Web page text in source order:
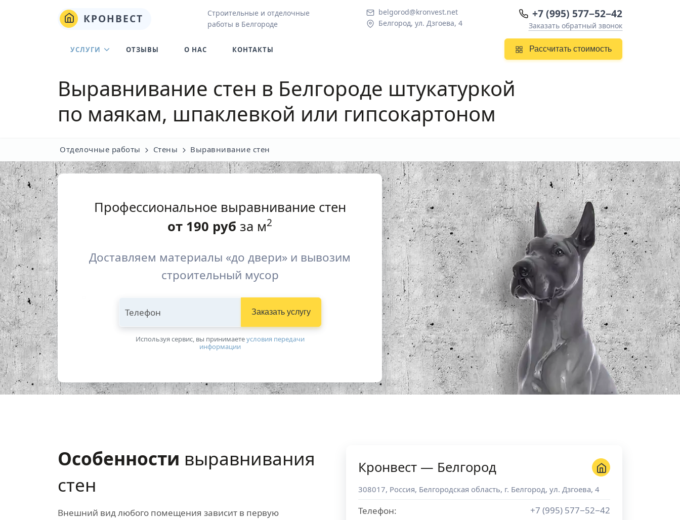
КРОНВЕСТ
Строительные и отделочные
работы в Белгородe
belgorod@kronvest.net
Белгород, ул. Дзгоева, 4
+7 (995) 577−52−42
Заказать обратный звонок
Рассчитать стоимость
УСЛУГИ ОТЗЫВЫ О НАС КОНТАКТЫ
Выравнивание стен в Белгородe штукатуркой
по маякам, шпаклевкой или гипсокартоном
Отделочные работы Стены Выравнивание стен
Профессиональное выравнивание стен
от 190 руб за м2
Доставляем материалы «до двери» и вывозим
строительный мусор
Телефон Заказать услугу
Используя сервис, вы принимаетeусловия передачи
информации
Особенности выравнивания
стен
Внешний вид любого помещения зависит в первую
Кронвест — Белгород
308017, Россия, Белгородская область, г. Белгород, ул. Дзгоева, 4
Телефон:
+7 (995) 577−52−42